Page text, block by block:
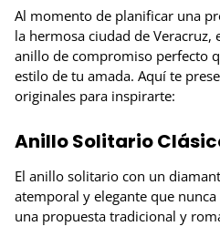
Al momento de planificar una
la hermosa ciudad de Veracruz,
anillo de compromiso perfecto
estilo de tu amada. Aquí te
originales para inspirarte:
Anillo Solitario
El anillo solitario con un
atemporal y elegante que
una propuesta tradicional y